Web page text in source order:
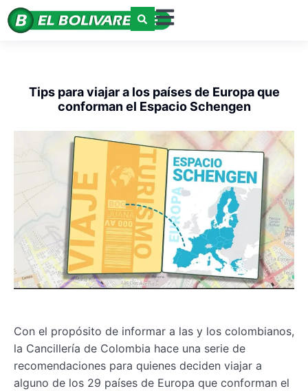
Tips para viajar a los países de Europa que
conforman el Espacio Schengen
Con el propósito de informar a las y los colombianos,
la Cancillería de Colombia hace una serie de
recomendaciones para quienes deciden viajar a
alguno de los 29 países de Europa que conforman el